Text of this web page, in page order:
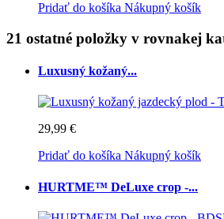
Pridať do košíka Nákupný košík
21 ostatné položky v rovnakej
Luxusný kožaný...
29,99 €
Pridať do košíka Nákupný košík
HURTME™ DeLuxe crop -...